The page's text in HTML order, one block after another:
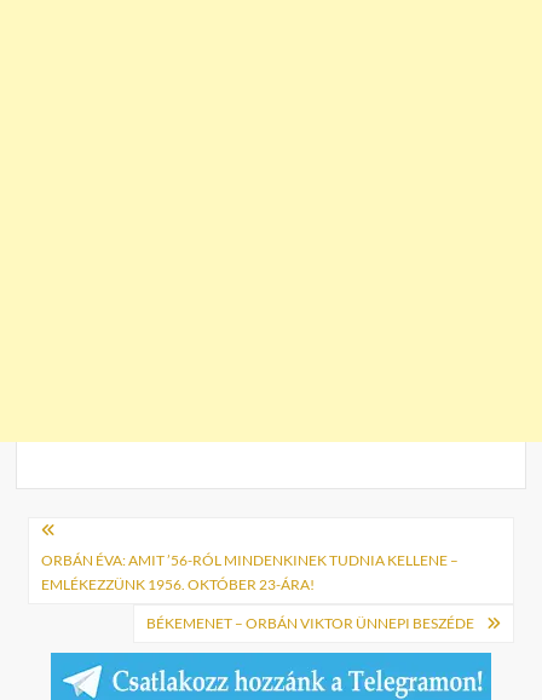
Bejegyzés
navigáció
ORBÁN ÉVA: AMIT ’56-RÓL MINDENKINEK TUDNIA KELLENE –
EMLÉKEZZÜNK 1956. OKTÓBER 23-ÁRA!
BÉKEMENET – ORBÁN VIKTOR ÜNNEPI BESZÉDE